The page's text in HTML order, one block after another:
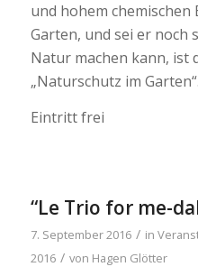
und hohem chemischen
Garten, und sei er noch
Natur machen kann, ist
„Naturschutz im Garten“.
Eintritt frei
“Le Trio for me-
7. September 2016 / in
2016 / von Hagen Glötter